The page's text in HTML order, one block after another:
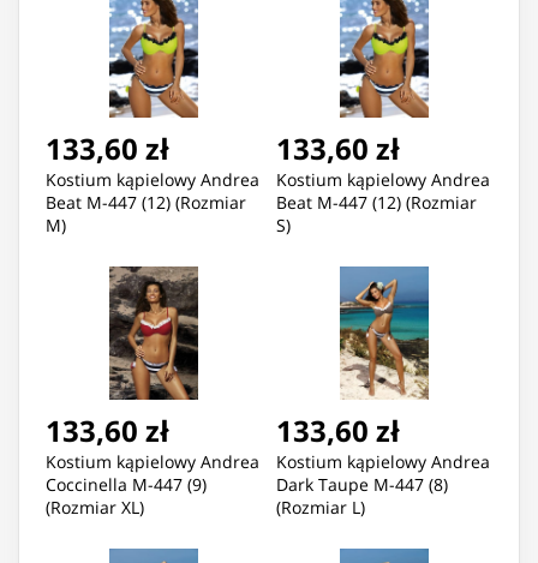
133,60 zł
Kostium kąpielowy Andrea
Beat M-447 (12) (Rozmiar
M)
133,60 zł
Kostium kąpielowy Andrea
Beat M-447 (12) (Rozmiar
S)
133,60 zł
Kostium kąpielowy Andrea
Coccinella M-447 (9)
(Rozmiar XL)
133,60 zł
Kostium kąpielowy Andrea
Dark Taupe M-447 (8)
(Rozmiar L)